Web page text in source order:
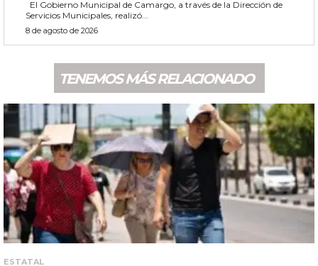
Servicios Municipales, realizó...
8 de agosto de 2026
TENEMOS MÁS RELACIONADO
ESTATAL